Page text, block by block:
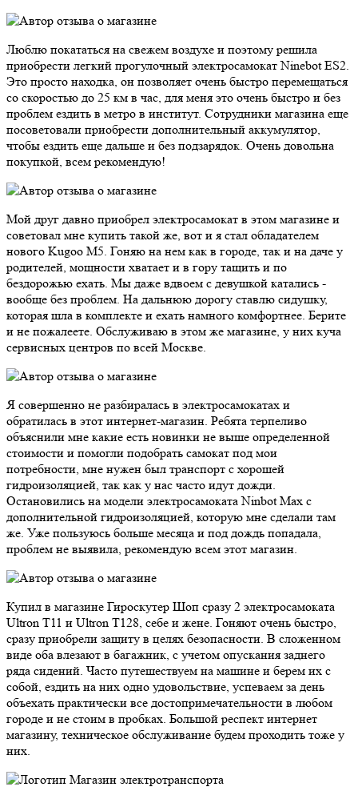
Люблю покататься на свежем воздухе и поэтому решила
приобрести легкий прогулочный электросамокат Ninebot ES2.
Это просто находка, он позволяет очень быстро перемещаться
со скоростью до 25 км в час, для меня это очень быстро и без
проблем ездить в метро в институт. Сотрудники магазина еще
посоветовали приобрести дополнительный аккумулятор,
чтобы ездить еще дальше и без подзарядок. Очень довольна
покупкой, всем рекомендую!
Мой друг давно приобрел электросамокат в этом магазине и
советовал мне купить такой же, вот и я стал обладателем
нового Kugoo M5. Гоняю на нем как в городе, так и на даче у
родителей, мощности хватает и в гору тащить и по
бездорожью ехать. Мы даже вдвоем с девушкой катались -
вообще без проблем. На дальнюю дорогу ставлю сидушку,
которая шла в комплекте и ехать намного комфортнее. Берите
и не пожалеете. Обслуживаю в этом же магазине, у них куча
сервисных центров по всей Москве.
Я совершенно не разбиралась в электросамокатах и
обратилась в этот интернет-магазин. Ребята терпеливо
объяснили мне какие есть новинки не выше определенной
стоимости и помогли подобрать самокат под мои
потребности, мне нужен был транспорт с хорошей
гидроизоляцией, так как у нас часто идут дожди.
Остановились на модели электросамоката Ninbot Max с
дополнительной гидроизоляцией, которую мне сделали там
же. Уже пользуюсь больше месяца и под дождь попадала,
проблем не выявила, рекомендую всем этот магазин.
Купил в магазине Гироскутер Шоп сразу 2 электросамоката
Ultron T11 и Ultron T128, себе и жене. Гоняют очень быстро,
сразу приобрели защиту в целях безопасности. В сложенном
виде оба влезают в багажник, с учетом опускания заднего
ряда сидений. Часто путешествуем на машине и берем их с
собой, ездить на них одно удовольствие, успеваем за день
объехать практически все достопримечательности в любом
городе и не стоим в пробках. Большой респект интернет
магазину, техническое обслуживание будем проходить тоже у
них.
Магазин электротранспорта